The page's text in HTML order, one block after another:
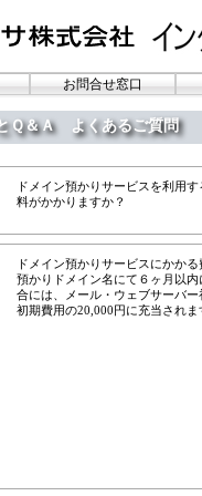
お問合せ窓口
Ｑ＆Ａ よくあるご質問
ドメイン預かりサービスを利用
料がかかりますか？
ドメイン預かりサービスにかか
預かりドメイン名にて６ヶ月以
合には、メール・ウェブサーバ
初期費用の20,000円に充当され